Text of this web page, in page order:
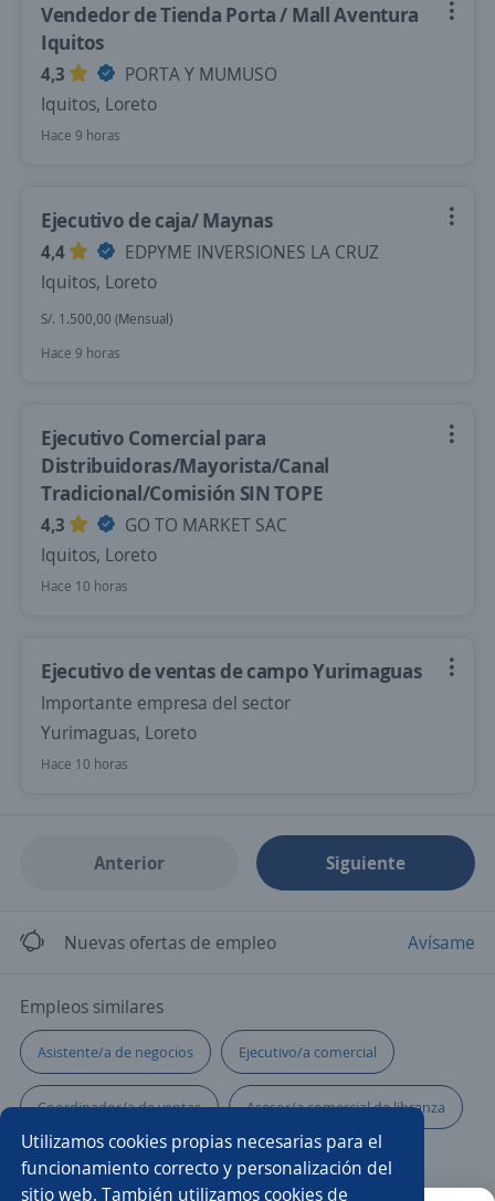
Vendedor de Tienda Porta / Mall Aventura
Iquitos
4,3
PORTA Y MUMUSO
Iquitos, Loreto
Hace 9 horas
Ejecutivo de caja/ Maynas
4,4
EDPYME INVERSIONES LA CRUZ
Iquitos, Loreto
S/. 1.500,00 (Mensual)
Hace 9 horas
Ejecutivo Comercial para
Distribuidoras/Mayorista/Canal
Tradicional/Comisión SIN TOPE
4,3
GO TO MARKET SAC
Iquitos, Loreto
Hace 10 horas
Ejecutivo de ventas de campo Yurimaguas
Importante empresa del sector
Yurimaguas, Loreto
Hace 10 horas
Anterior Siguiente
Nuevas ofertas de empleo Avísame
Empleos similares
Asistente/a de negocios Ejecutivo/a comercial
Coordinador/a de ventas Asesor/a comercial de libranza
Practicante Promotor/a de tecnología
Utilizamos cookies propias necesarias para el
funcionamiento correcto y personalización del
sitio web. También utilizamos cookies de